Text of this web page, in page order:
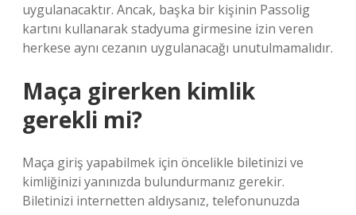
uygulanacaktır. Ancak, başka bir kişinin Passolig
kartını kullanarak stadyuma girmesine izin veren
herkese aynı cezanın uygulanacağı unutulmamalıdır.
Maça girerken kimlik
gerekli mi?
Maça giriş yapabilmek için öncelikle biletinizi ve
kimliğinizi yanınızda bulundurmanız gerekir.
Biletinizi internetten aldıysanız, telefonunuzda